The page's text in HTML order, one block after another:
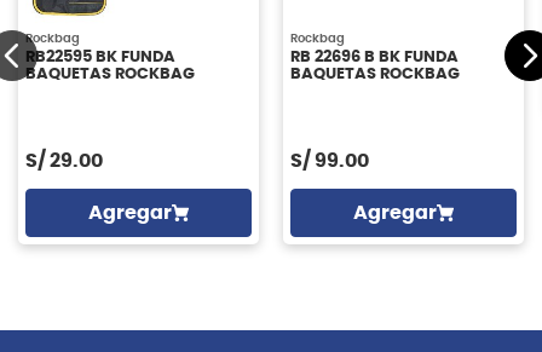
Rockbag
RB22595 BK FUNDA
BAQUETAS ROCKBAG
S/ 29.00
Agregar
Rockbag
RB 22696 B BK FUNDA
BAQUETAS ROCKBAG
S/ 99.00
Agregar